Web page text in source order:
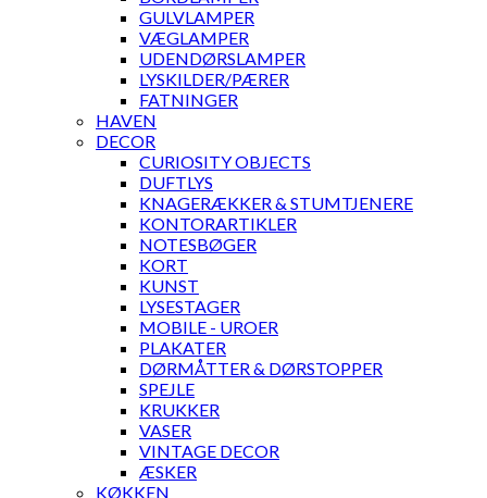
GULVLAMPER
VÆGLAMPER
UDENDØRSLAMPER
LYSKILDER/PÆRER
FATNINGER
HAVEN
DECOR
CURIOSITY OBJECTS
DUFTLYS
KNAGERÆKKER & STUMTJENERE
KONTORARTIKLER
NOTESBØGER
KORT
KUNST
LYSESTAGER
MOBILE - UROER
PLAKATER
DØRMÅTTER & DØRSTOPPER
SPEJLE
KRUKKER
VASER
VINTAGE DECOR
ÆSKER
KØKKEN